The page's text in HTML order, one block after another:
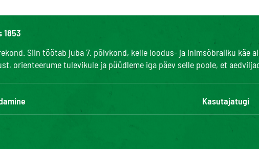
1853
Siin töötab juba 7. põlvkond, kelle loodus- ja inimsõbraliku käe
orienteerume tulevikule ja püüdleme iga päev selle poole, et
Kasutajatugi